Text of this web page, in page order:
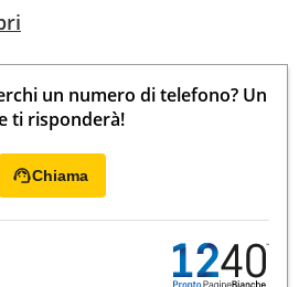
un numero di telefono? Un
ti risponderà!
Chiama